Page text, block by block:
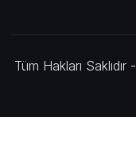
Tüm Hakları Saklıdır -